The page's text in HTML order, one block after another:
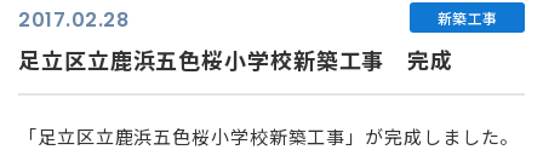
2017.02.28 新築工事
足立区立鹿浜五色桜小学校新築工事 完成
「足立区立鹿浜五色桜小学校新築工事」が完成しました。